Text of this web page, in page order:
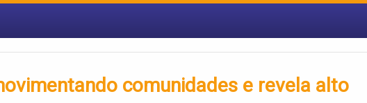
comunidades e revela alto